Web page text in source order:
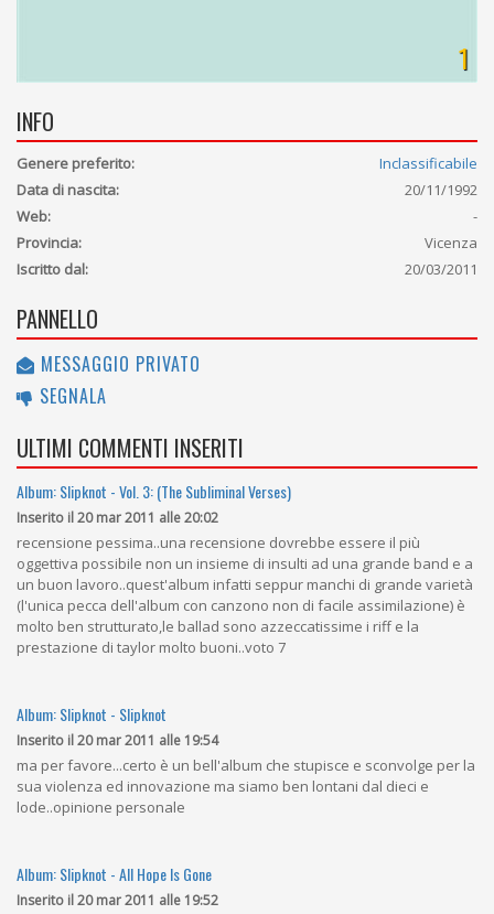
1
INFO
Genere preferito:
Inclassificabile
Data di nascita:
20/11/1992
Web:
-
Provincia:
Vicenza
Iscritto dal:
20/03/2011
PANNELLO
MESSAGGIO PRIVATO
SEGNALA
ULTIMI COMMENTI INSERITI
Album: Slipknot - Vol. 3: (The Subliminal Verses)
Inserito il 20 mar 2011 alle 20:02
recensione pessima..una recensione dovrebbe essere il più
oggettiva possibile non un insieme di insulti ad una grande band e a
un buon lavoro..quest'album infatti seppur manchi di grande varietà
(l'unica pecca dell'album con canzono non di facile assimilazione) è
molto ben strutturato,le ballad sono azzeccatissime i riff e la
prestazione di taylor molto buoni..voto 7
Album: Slipknot - Slipknot
Inserito il 20 mar 2011 alle 19:54
ma per favore...certo è un bell'album che stupisce e sconvolge per la
sua violenza ed innovazione ma siamo ben lontani dal dieci e
lode..opinione personale
Album: Slipknot - All Hope Is Gone
Inserito il 20 mar 2011 alle 19:52